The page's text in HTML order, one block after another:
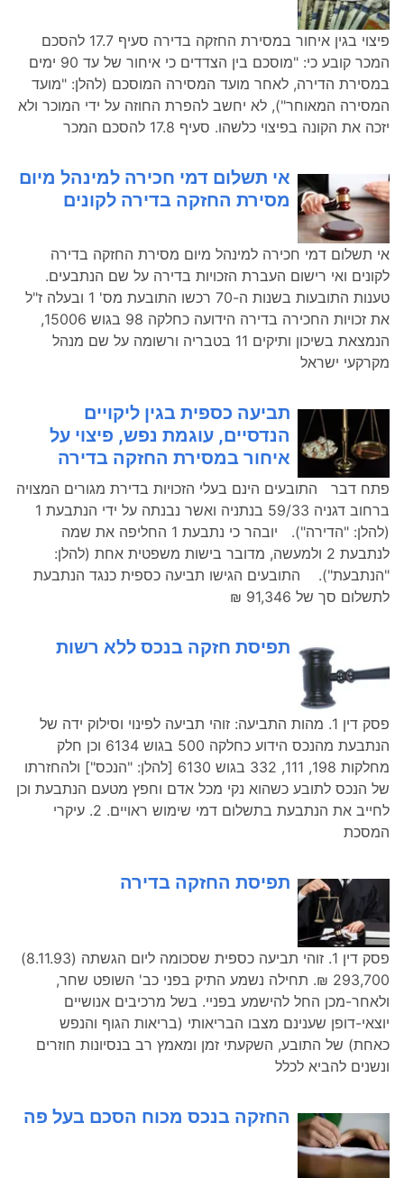
פיצוי בגין איחור במסירת החזקה בדירה סעיף 17.7 להסכם
המכר קובע כי: "מוסכם בין הצדדים כי איחור של עד 90 ימים
במסירת הדירה, לאחר מועד המסירה המוסכם (להלן: "מועד
המסירה המאוחר"), לא יחשב להפרת החוזה על ידי המוכר ולא
יזכה את הקונה בפיצוי כלשהו. סעיף 17.8 להסכם המכר
אי תשלום דמי חכירה למינהל מיום
מסירת החזקה בדירה לקונים
אי תשלום דמי חכירה למינהל מיום מסירת החזקה בדירה
לקונים ואי רישום העברת הזכויות בדירה על שם הנתבעים.
טענות התובעות בשנות ה-70 רכשו התובעת מס' 1 ובעלה ז"ל
את זכויות החכירה בדירה הידועה כחלקה 98 בגוש 15006,
הנמצאת בשיכון ותיקים 11 בטבריה ורשומה על שם מנהל
מקרקעי ישראל
תביעה כספית בגין ליקויים
הנדסיים, עוגמת נפש, פיצוי על
איחור במסירת החזקה בדירה
פתח דבר התובעים הינם בעלי הזכויות בדירת מגורים המצויה
ברחוב דגניה 59/33 בנתניה ואשר נבנתה על ידי הנתבעת 1
(להלן: "הדירה"). יובהר כי נתבעת 1 החליפה את שמה
לנתבעת 2 ולמעשה, מדובר בישות משפטית אחת (להלן:
"הנתבעת"). התובעים הגישו תביעה כספית כנגד הנתבעת
לתשלום סך של 91,346 ₪
תפיסת חזקה בנכס ללא רשות
פסק דין 1. מהות התביעה: זוהי תביעה לפינוי וסילוק ידה של
הנתבעת מהנכס הידוע כחלקה 500 בגוש 6134 וכן חלק
מחלקות 198, 111, 332 בגוש 6130 [להלן: "הנכס"] ולהחזרתו
של הנכס לתובע כשהוא נקי מכל אדם וחפץ מטעם הנתבעת וכן
לחייב את הנתבעת בתשלום דמי שימוש ראויים. 2. עיקרי
המסכת
תפיסת החזקה בדירה
פסק דין 1. זוהי תביעה כספית שסכומה ליום הגשתה (8.11.93)
293,700 ₪. תחילה נשמע התיק בפני כב' השופט שחר,
ולאחר-מכן החל להישמע בפניי. בשל מרכיבים אנושיים
יוצאי-דופן שענינם מצבו הבריאותי (בריאות הגוף והנפש
כאחת) של התובע, השקעתי זמן ומאמץ רב בנסיונות חוזרים
ונשנים להביא לכלל
החזקה בנכס מכוח הסכם בעל פה